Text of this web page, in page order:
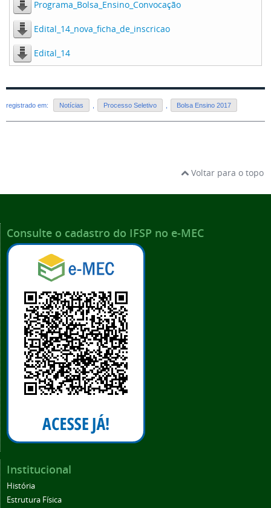
Programa_Bolsa_Ensino_Convocação
Edital_14_nova_ficha_de_inscricao
Edital_14
registrado em: Notícias Processo Seletivo Bolsa Ensino 2017
Voltar para o topo
Consulte o cadastro do IFSP no e-MEC
Institucional
História
Estrutura Física